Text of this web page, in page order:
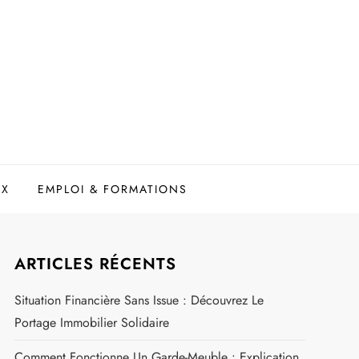
EMPLOI & FORMATIONS
ARTICLES RÉCENTS
Situation Financière Sans Issue : Découvrez Le
Portage Immobilier Solidaire